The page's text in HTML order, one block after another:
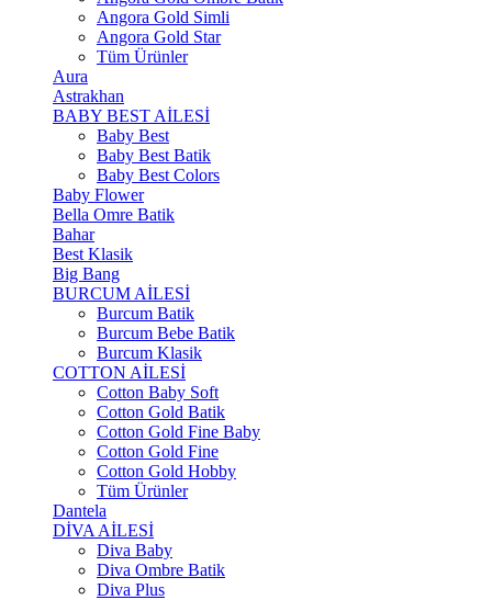
Angora Gold Simli
Angora Gold Star
Tüm Ürünler
Aura
Astrakhan
BABY BEST AİLESİ
Baby Best
Baby Best Batik
Baby Best Colors
Baby Flower
Bella Omre Batik
Bahar
Best Klasik
Big Bang
BURCUM AİLESİ
Burcum Batik
Burcum Bebe Batik
Burcum Klasik
COTTON AİLESİ
Cotton Baby Soft
Cotton Gold Batik
Cotton Gold Fine Baby
Cotton Gold Fine
Cotton Gold Hobby
Tüm Ürünler
Dantela
DİVA AİLESİ
Diva Baby
Diva Ombre Batik
Diva Plus